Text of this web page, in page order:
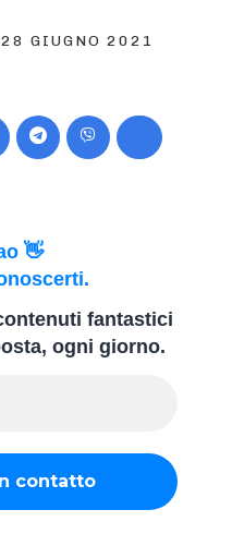
28 GIUGNO 2021